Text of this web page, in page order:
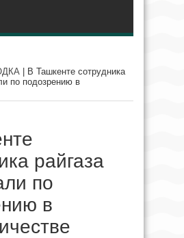
В Ташкенте сотрудника
по подозрению в
райгаза
по
в